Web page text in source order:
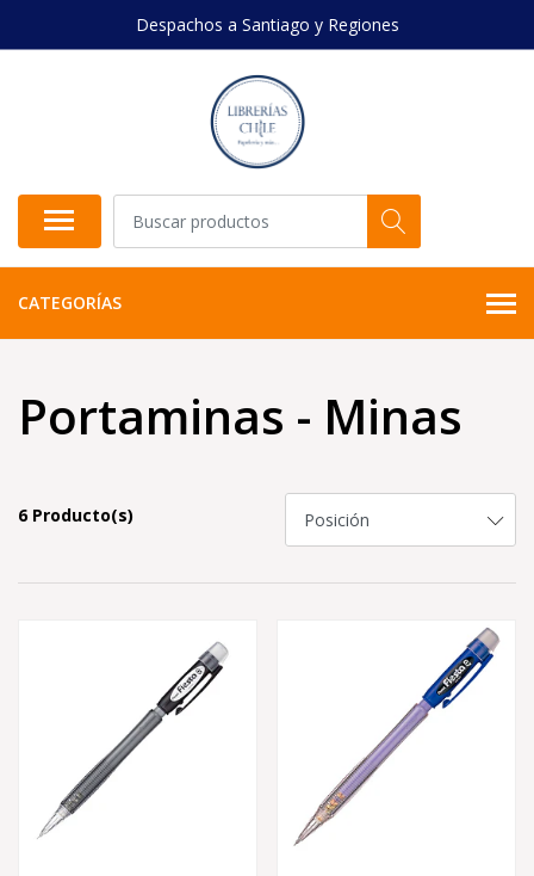
Despachos a Santiago y Regiones
CATEGORÍAS
Portaminas - Minas
6 Producto(s)